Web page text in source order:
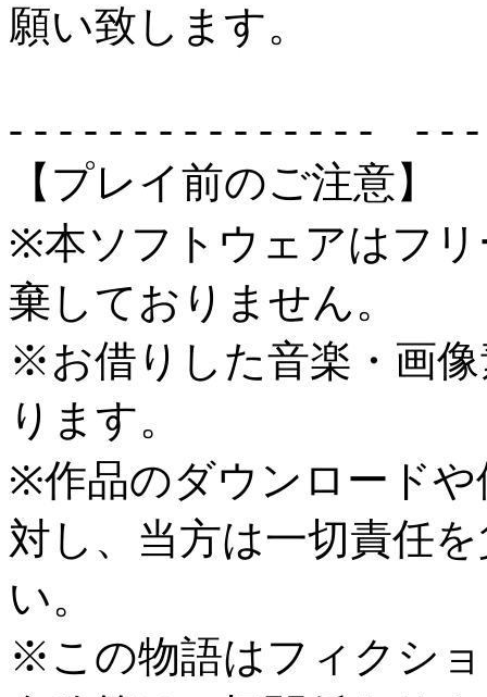
願い致します。
- - - - - - - - - - - - - - - - - -
【プレイ前のご注意】
※本ソフトウェアはフ
棄しておりません。
※お借りした音楽・画
ります。
※作品のダウンロード
対し、当方は一切責任
い。
※この物語はフィクシ